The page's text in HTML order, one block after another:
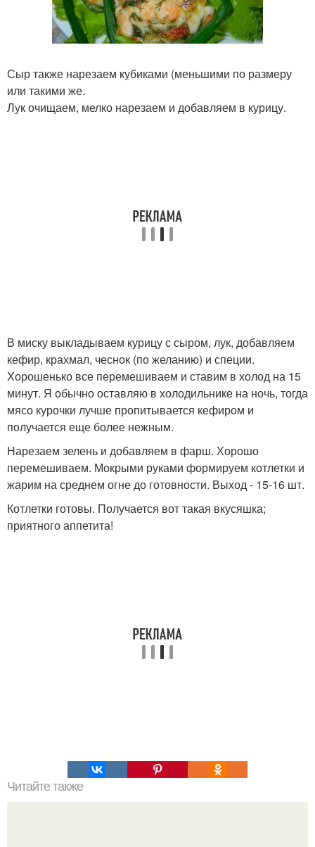
Сыр также нарезаем кубиками (меньшими по размеру
или такими же.
Лук очищаем, мелко нарезаем и добавляем в курицу.
В миску выкладываем курицу с сыром, лук, добавляем
кефир, крахмал, чеснок (по желанию) и специи.
Хорошенько все перемешиваем и ставим в холод на 15
минут. Я обычно оставляю в холодильнике на ночь, тогда
мясо курочки лучше пропитывается кефиром и
получается еще более нежным.
Нарезаем зелень и добавляем в фарш. Хорошо
перемешиваем. Мокрыми руками формируем котлетки и
жарим на среднем огне до готовности. Выход - 15-16 шт.
Котлетки готовы. Получается вот такая вкусяшка;
приятного аппетита!
Читайте также